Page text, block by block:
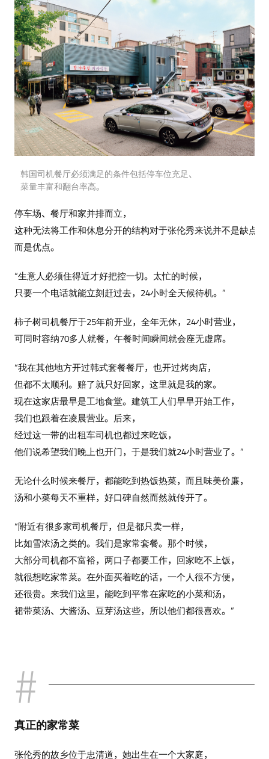
韩国司机餐厅必须满足的条件包括停车位充足、
菜量丰富和翻台率高。
停车场、餐厅和家并排而立，
这种无法将工作和休息分开的结构对于张伦秀来说并不是缺点，
而是优点。
“生意人必须住得近才好把控一切。太忙的时候，
只要一个电话就能立刻赶过去，24小时全天候待机。”
柿子树司机餐厅于25年前开业，全年无休，24小时营业，
可同时容纳70多人就餐，午餐时间瞬间就会座无虚席。
“我在其他地方开过韩式套餐餐厅，也开过烤肉店，
但都不太顺利。赔了就只好回家，这里就是我的家。
现在这家店最早是工地食堂。建筑工人们早早开始工作，
我们也跟着在凌晨营业。后来，
经过这一带的出租车司机也都过来吃饭，
他们说希望我们晚上也开门，于是我们就24小时营业了。”
无论什么时候来餐厅，都能吃到热饭热菜，而且味美价廉，
汤和小菜每天不重样，好口碑自然而然就传开了。
“附近有很多家司机餐厅，但是都只卖一样，
比如雪浓汤之类的。我们是家常套餐。那个时候，
大部分司机都不富裕，两口子都要工作，回家吃不上饭，
就很想吃家常菜。在外面买着吃的话，一个人很不方便，
还很贵。来我们这里，能吃到平常在家吃的小菜和汤，
裙带菜汤、大酱汤、豆芽汤这些，所以他们都很喜欢。”
真正的家常菜
张伦秀的故乡位于忠清道，她出生在一个大家庭，